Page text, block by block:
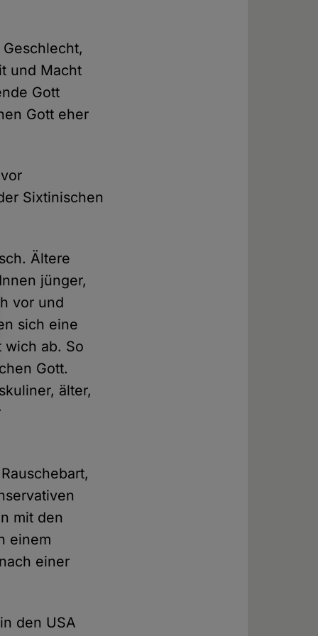
und Macht
Gott
Gott eher
Sixtinischen
Ältere
jünger,
vor und
sich eine
wich ab. So
Gott.
älter,
mit den
einem
einer
den USA